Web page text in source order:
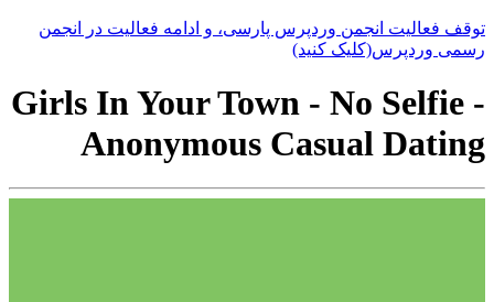
توقف فعالیت انجمن وردپرس پارسی، و ادامه فعالیت در انجمن
رسمی وردپرس(کلیک کنید)
Girls In Your Town - No Selfie -
Anonymous Casual Dating